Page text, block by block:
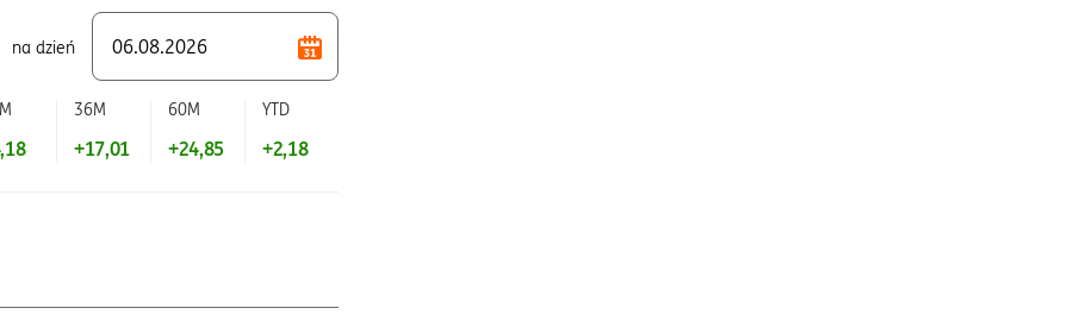
na dzień
36M 60M YTD
+17,01 +24,85 +2,18